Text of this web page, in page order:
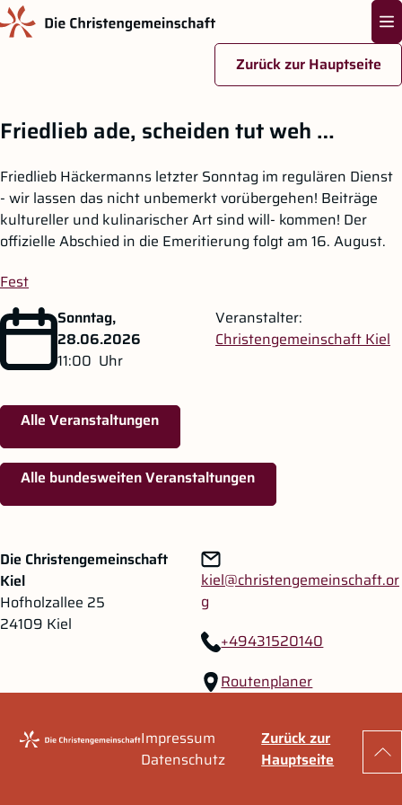
Zurück zur Hauptseite
Friedlieb ade, scheiden tut weh …
Friedlieb Häckermanns letzter Sonntag im regulären Dienst
- wir lassen das nicht unbemerkt vorübergehen! Beiträge
kultureller und kulinarischer Art sind will- kommen! Der
offizielle Abschied in die Emeritierung folgt am 16. August.
Fest
Sonntag,
28.06.2026
11:00 Uhr
Veranstalter:
Christengemeinschaft Kiel
Alle Veranstaltungen
Alle bundesweiten Veranstaltungen
Zum Hauptinhalt springen
Zur Navigation springen
Die Christengemeinschaft
Kiel
Hofholzallee 25
24109 Kiel
kiel@christengemeinschaft.or
g
+49431520140
Routenplaner
Impressum
Datenschutz
Zurück zur
Hauptseite